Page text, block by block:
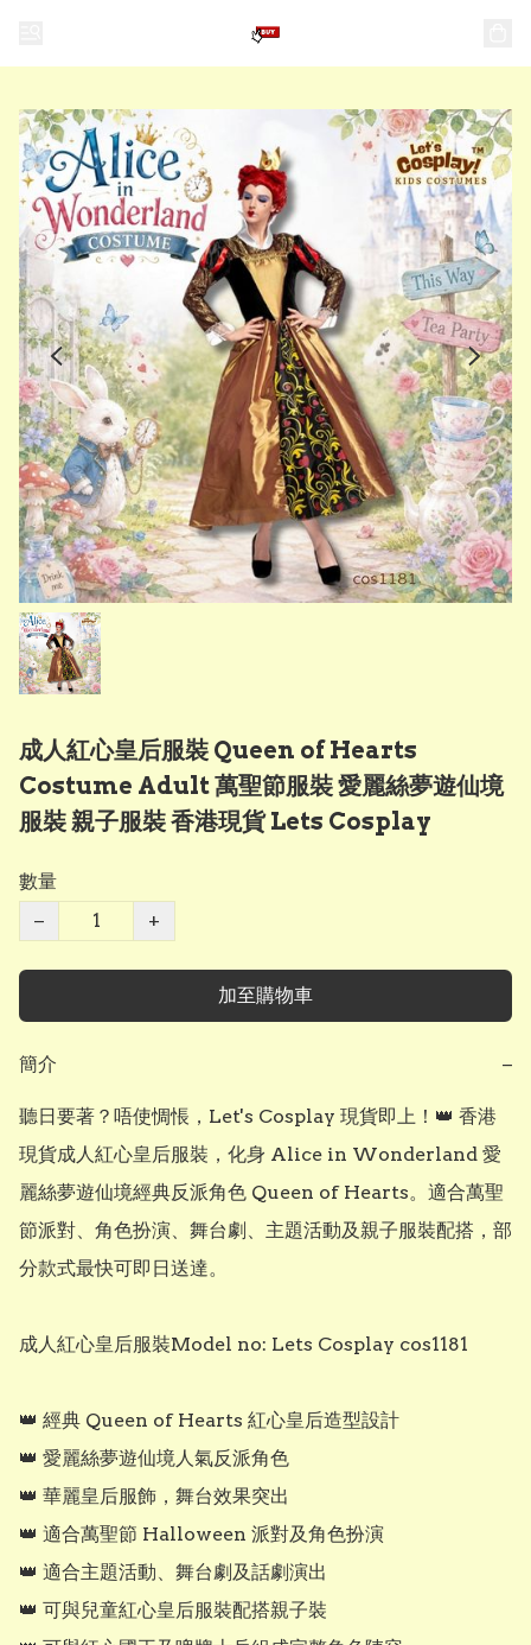
成人紅心皇后服裝 Queen of Hearts
Costume Adult 萬聖節服裝 愛麗絲夢遊仙境
服裝 親子服裝 香港現貨 Lets Cosplay
數量
−
+
加至購物車
簡介 −
聽日要著？唔使惆悵，Let's Cosplay 現貨即上！👑 香港
現貨成人紅心皇后服裝，化身 Alice in Wonderland 愛
麗絲夢遊仙境經典反派角色 Queen of Hearts。適合萬聖
節派對、角色扮演、舞台劇、主題活動及親子服裝配搭，部
分款式最快可即日送達。
成人紅心皇后服裝Model no: Lets Cosplay cos1181
👑 經典 Queen of Hearts 紅心皇后造型設計
👑 愛麗絲夢遊仙境人氣反派角色
👑 華麗皇后服飾，舞台效果突出
👑 適合萬聖節 Halloween 派對及角色扮演
👑 適合主題活動、舞台劇及話劇演出
👑 可與兒童紅心皇后服裝配搭親子裝